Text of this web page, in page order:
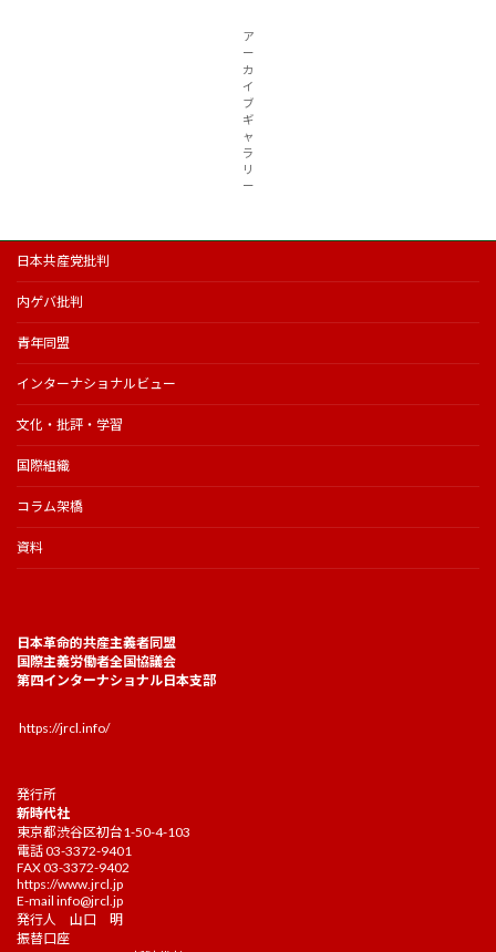
ア
ー
カ
イ
ブ
ギ
ャ
ラ
リ
ー
日本共産党批判
内ゲバ批判
青年同盟
インターナショナルビュー
文化・批評・学習
国際組織
コラム架橋
資料
日本革命的共産主義者同盟
国際主義労働者全国協議会
第四インターナショナル日本支部
https://jrcl.info/
発行所
新時代社
東京都渋谷区初台1-50-4-103
電話 03-3372-9401
FAX 03-3372-9402
https://www.jrcl.jp
E-mail info@jrcl.jp
発行人 山口 明
振替口座